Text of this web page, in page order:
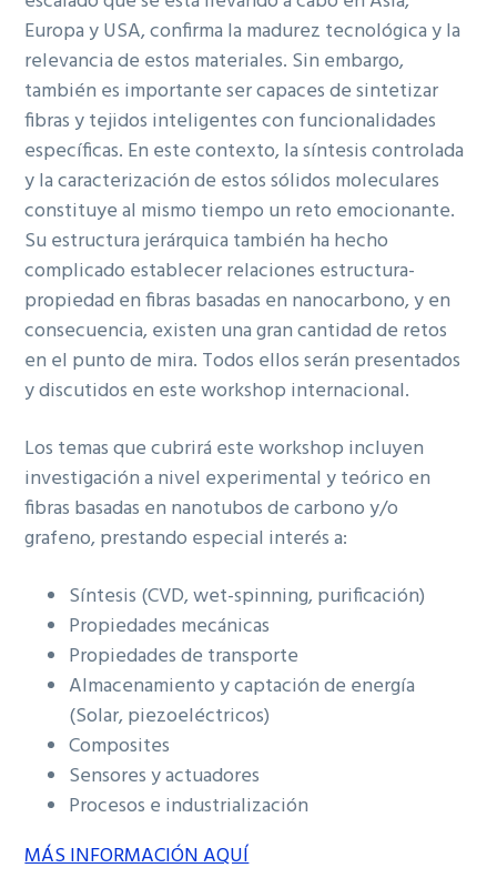
Europa y USA, confirma la madurez tecnológica y la
relevancia de estos materiales. Sin embargo,
también es importante ser capaces de sintetizar
fibras y tejidos inteligentes con funcionalidades
específicas. En este contexto, la síntesis controlada
y la caracterización de estos sólidos moleculares
constituye al mismo tiempo un reto emocionante.
Su estructura jerárquica también ha hecho
complicado establecer relaciones estructura-
propiedad en fibras basadas en nanocarbono, y en
consecuencia, existen una gran cantidad de retos
en el punto de mira. Todos ellos serán presentados
y discutidos en este workshop internacional.
Los temas que cubrirá este workshop incluyen
investigación a nivel experimental y teórico en
fibras basadas en nanotubos de carbono y/o
grafeno, prestando especial interés a:
Síntesis (CVD, wet-spinning, purificación)
Propiedades mecánicas
Propiedades de transporte
Almacenamiento y captación de energía
(Solar, piezoeléctricos)
Composites
Sensores y actuadores
Procesos e industrialización
MÁS INFORMACIÓN AQUÍ